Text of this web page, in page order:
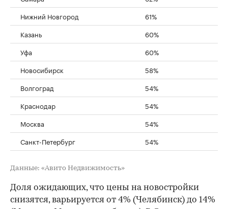
Нижний Новгород
61%
Казань
60%
Уфа
60%
Новосибирск
58%
Волгоград
54%
Краснодар
54%
Москва
54%
Санкт-Петербург
54%
Данные: «Авито Недвижимость»
Доля ожидающих, что цены на новостройки
снизятся, варьируется от 4% (Челябинск) до 14%